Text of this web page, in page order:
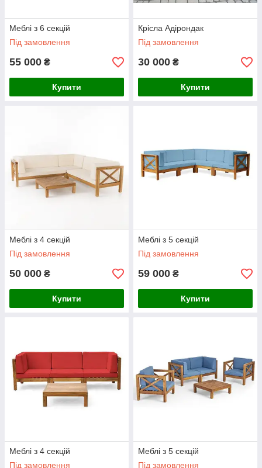
Меблі з 6 секцій
Під замовлення
55 000 ₴
Купити
Крісла Адірондак
Під замовлення
30 000 ₴
Купити
Меблі з 4 секцій
Під замовлення
50 000 ₴
Купити
Меблі з 5 секцій
Під замовлення
59 000 ₴
Купити
Меблі з 4 секцій
Під замовлення
Меблі з 5 секцій
Під замовлення